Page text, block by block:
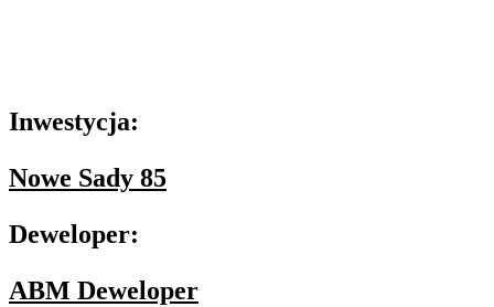
Inwestycja:
Nowe Sady 85
Deweloper:
ABM Deweloper